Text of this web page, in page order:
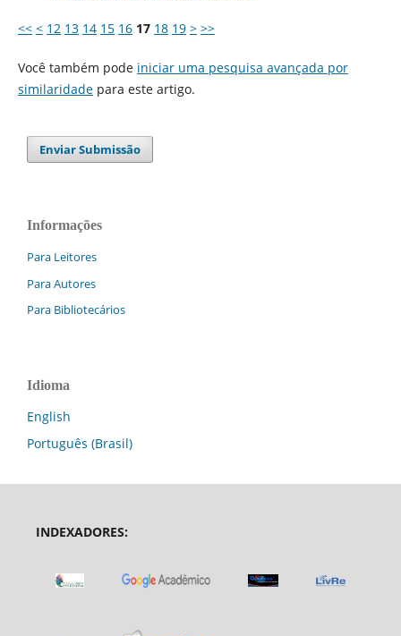
<< < 12 13 14 15 16 17 18 19 > >>
Você também pode iniciar uma pesquisa avançada por
similaridadepara este artigo.
Enviar Submissão
Informações
Para Leitores
Para Autores
Para Bibliotecários
Idioma
English
Português (Brasil)
INDEXADORES: